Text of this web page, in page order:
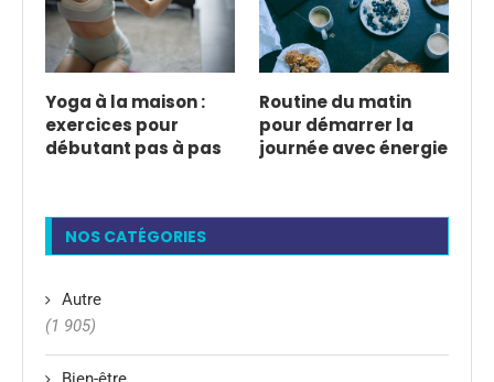
Yoga à la maison :
exercices pour
débutant pas à pas
Routine du matin
pour démarrer la
journée avec énergie
NOS CATÉGORIES
Autre
(1 905)